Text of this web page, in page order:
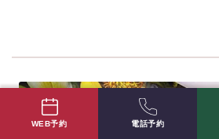
WEB予約 電話予約